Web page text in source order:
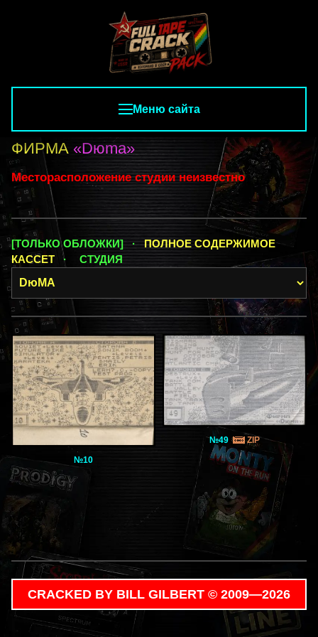
Меню сайта
ФИРМА «Dюma»
Месторасположение студии неизвестно
[ТОЛЬКО ОБЛОЖКИ] ·ПОЛНОЕ СОДЕРЖИМОЕ
КАССЕТ · СТУДИЯ
№10
№49 ZIP
CRACKED BY BILL GILBERT © 2009—2026